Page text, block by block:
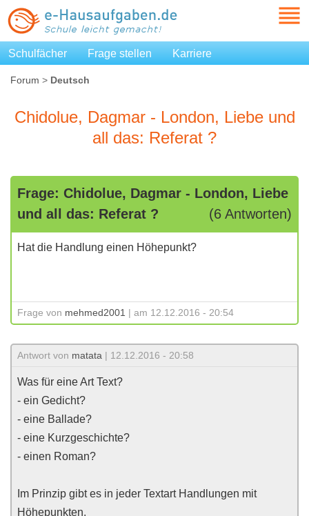
Schulfächer Frage stellen Karriere
Forum > Deutsch
Chidolue, Dagmar - London, Liebe und
all das: Referat ?
Frage: Chidolue, Dagmar - London, Liebe
und all das: Referat ?
(6 Antworten)
Hat die Handlung einen Höhepunkt?
Frage von mehmed2001 | am 12.12.2016 - 20:54
Antwort von matata | 12.12.2016 - 20:58
Was für eine Art Text?
- ein Gedicht?
- eine Ballade?
- eine Kurzgeschichte?
- einen Roman?
Im Prinzip gibt es in jeder Textart Handlungen mit
Höhepunkten.